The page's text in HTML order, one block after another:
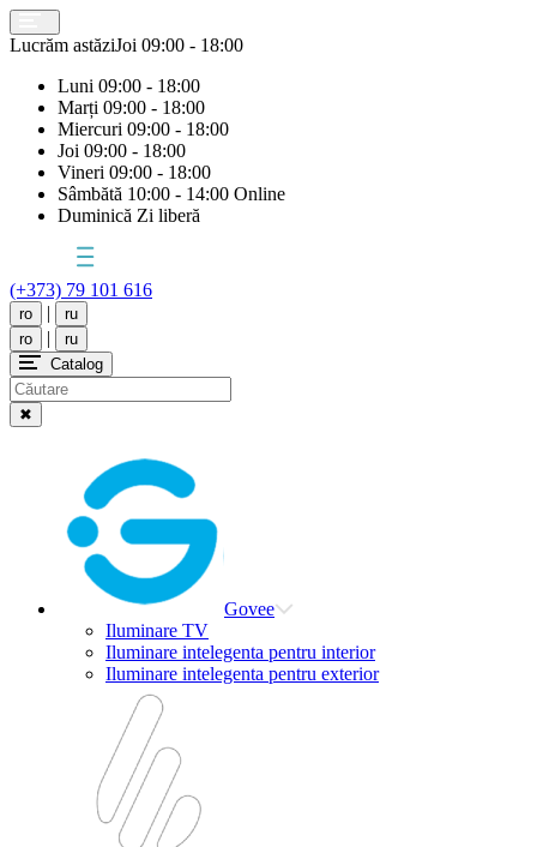
Lucrăm astăziJoi 09:00 - 18:00
Luni 09:00 - 18:00
Marți 09:00 - 18:00
Miercuri 09:00 - 18:00
Joi 09:00 - 18:00
Vineri 09:00 - 18:00
Sâmbătă 10:00 - 14:00 Online
Duminică Zi liberă
(+373) 79 101 616
ro |
ru
ro
|
ru
Catalog
✖
Govee
Iluminare TV
Iluminare intelegenta pentru interior
Iluminare intelegenta pentru exterior